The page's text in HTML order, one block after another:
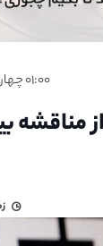
۰۱:۰۰ چهارشنبه - ۱۴۰۱/۸/۱۸
مناقشه